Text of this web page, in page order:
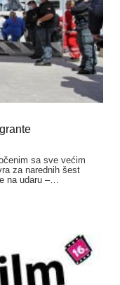
sa sve većim
za narednih šest
na udaru –…